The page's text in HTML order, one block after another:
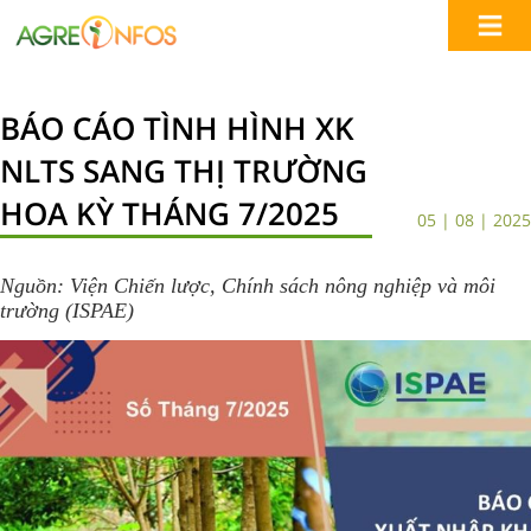
BÁO CÁO TÌNH HÌNH XK
NLTS SANG THỊ TRƯỜNG
HOA KỲ THÁNG 7/2025
05 | 08 | 2025
Nguồn: Viện Chiến lược, Chính sách nông nghiệp và môi
trường (ISPAE)